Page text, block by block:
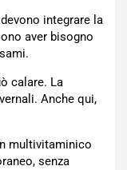
devono integrare la
aver bisogno
calare. La
Anche qui,
multivitaminico
senza